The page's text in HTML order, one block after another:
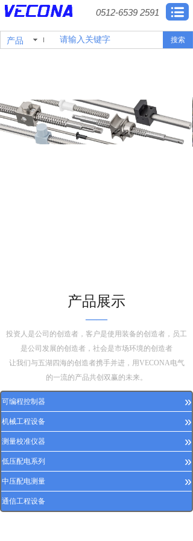
产品展示
——
投资人是公司的创造者，客户是使用装备的创造者，员工
是公司发展的创造者，社会是市场环境的创造者
让我们与五湖四海的创造者携手并进，用VECONA电气
的一流的产品共创双赢的未来。
可编程控制器 »
机械工程设备 »
测量校准仪器 »
低压配电系列 »
中压配电测量 »
通信工程设备
产品 搜索
0512-6539 2591